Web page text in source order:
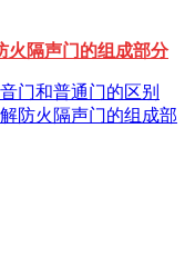
火隔声门的组成部分
门和普通门的区别
防火隔声门的组成部